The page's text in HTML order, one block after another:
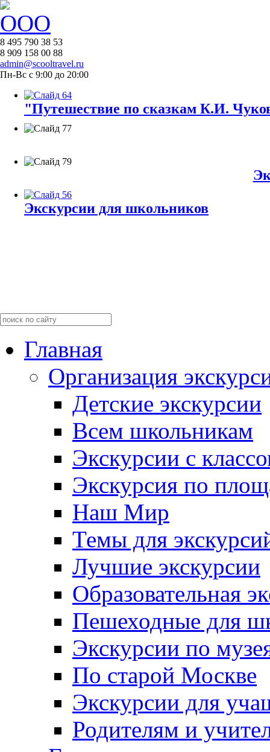
8 495 790 38 53
8 909 158 00 88
admin@scooltravel.ru
Пн-Вс с 9:00 до 20:00
"Путешествие по сказкам К.И.
Экскурсии для школьников
Главная
Организация
Детские экскурсии
Всем школьникам
Экскурсии c
Экскурсия по
Наш Мир
Темы для
Лучшие экскурсии
Образовательная
Пешеходные для
Экскурсии по
По старой Москве
Экскурсии для
Родителям и